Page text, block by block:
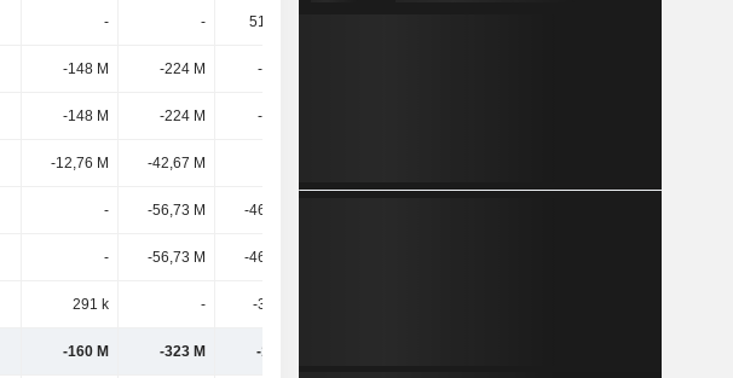
- - 51,56 M
-148 M -224 M -116 M
-148 M -224 M -116 M
-12,76 M -42,67 M
- -56,73 M -46,35 M
- -56,73 M -46,35 M
291 k - -38,9 M
-160 M -323 M -150 M